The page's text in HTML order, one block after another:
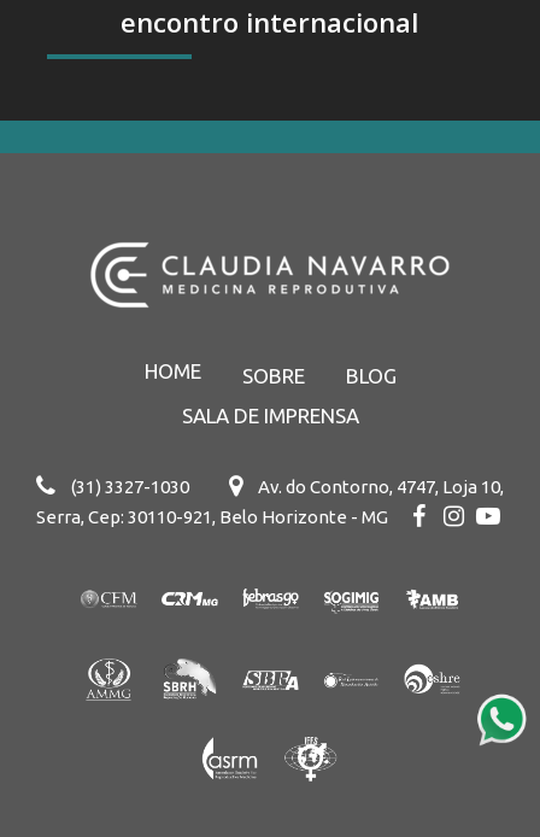
encontro internacional
HOME SOBRE
BLOG
SALA DE IMPRENSA
(31) 3327-1030
Av. do Contorno, 4747, Loja 10,
Serra, Cep: 30110-921, Belo Horizonte - MG